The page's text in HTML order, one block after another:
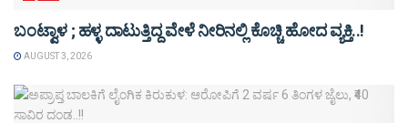
ಬಂಟ್ವಾಳ ; ಹಳ್ಳ ದಾಟುತ್ತಿದ್ದ ವೇಳೆ ನೀರಿನಲ್ಲಿ ಕೊಚ್ಚಿ ಹೋದ ವ್ಯಕ್ತಿ..!
AUGUST 3, 2026